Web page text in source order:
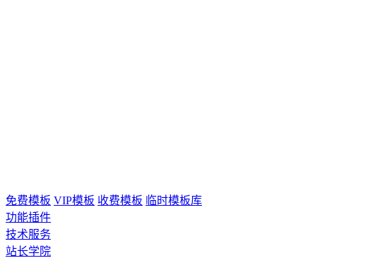
免费模板 VIP模板 收费模板 临时模板库
功能插件
技术服务
站长学院